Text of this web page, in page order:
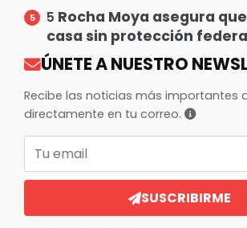
5 Rocha Moya asegura
casa sin protección
ÚNETE A NUESTRO
Recibe las noticias más importantes
directamente en tu correo.
SUSCRIBIRME